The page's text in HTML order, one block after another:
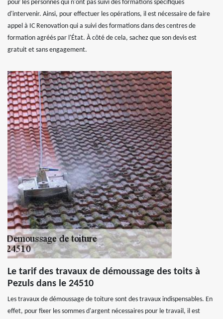
pour les personnes qui n'ont pas suivi des formations spécifiques
d'intervenir. Ainsi, pour effectuer les opérations, il est nécessaire de faire
appel à IC Renovation qui a suivi des formations dans des centres de
formation agréés par l'État. À côté de cela, sachez que son devis est
gratuit et sans engagement.
Le tarif des travaux de démoussage des toits à
Pezuls dans le 24510
Les travaux de démoussage de toiture sont des travaux indispensables. En
effet, pour fixer les sommes d'argent nécessaires pour le travail, il est